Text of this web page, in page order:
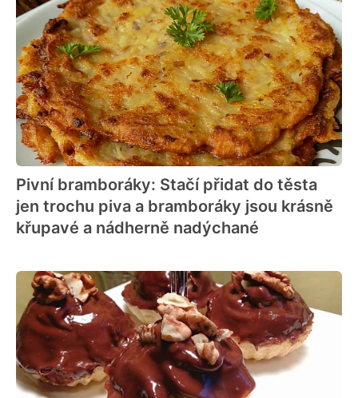
Pivní bramboráky: Stačí přidat do těsta
jen trochu piva a bramboráky jsou krásně
křupavé a nádherně nadýchané